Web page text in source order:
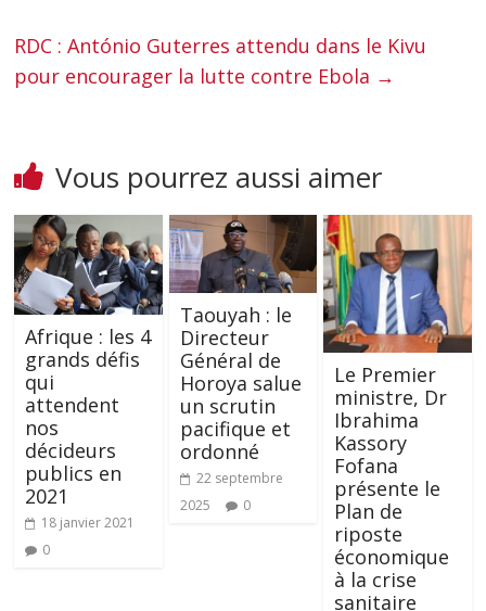
RDC : António Guterres attendu dans le Kivu
pour encourager la lutte contre Ebola →
Vous pourrez aussi aimer
Afrique : les 4
grands défis
qui
attendent
nos
décideurs
publics en
2021
18 janvier 2021
0
Taouyah : le
Directeur
Général de
Horoya salue
un scrutin
pacifique et
ordonné
22 septembre
2025
0
Le Premier
ministre, Dr
Ibrahima
Kassory
Fofana
présente le
Plan de
riposte
économique
à la crise
sanitaire